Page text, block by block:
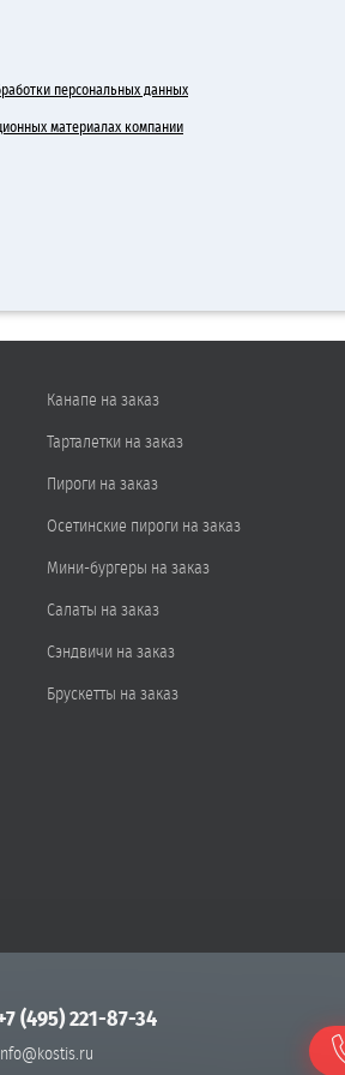
персональных данных
материалах компании
Канапе на заказ
Тарталетки на заказ
Пироги на заказ
Осетинские пироги на заказ
Мини-бургеры на заказ
Салаты на заказ
Сэндвичи на заказ
Брускетты на заказ
(495) 221-87-34